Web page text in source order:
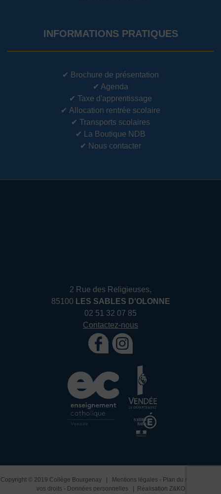
INFORMATIONS PRATIQUES
✔ Brochure de présentation
✔ Agenda
✔ Taxe d'apprentissage
✔ Allocation rentrée scolaire
✔ Transports scolaires
✔
La Boutique NDB
✔ Nous contacter
2 Rue des Religieuses,
85100 LES SABLES D'OLONNE
02 51 32 07 85
Contactez-nous
Copyright © 2019 Collège Bourgenay | Mentions légales - Plan du site
vos droits - Données personnelles | Réalisation Z&KO